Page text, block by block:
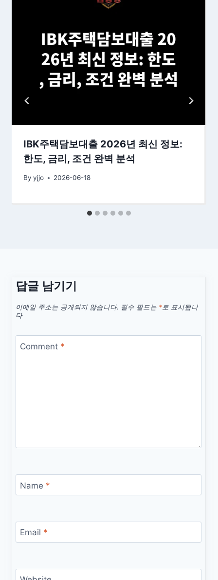
IBK주택담보대출 2026년 최신 정보:
한도, 금리, 조건 완벽 분석
By yjjo 2026-06-18
답글 남기기
이메일 주소는 공개되지 않습니다. 필수 필드는 *로 표시됩니
다
Comment *
Name *
Email *